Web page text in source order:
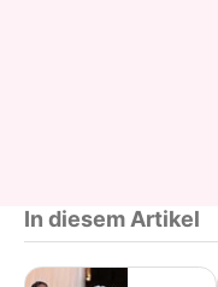
In diesem Artikel